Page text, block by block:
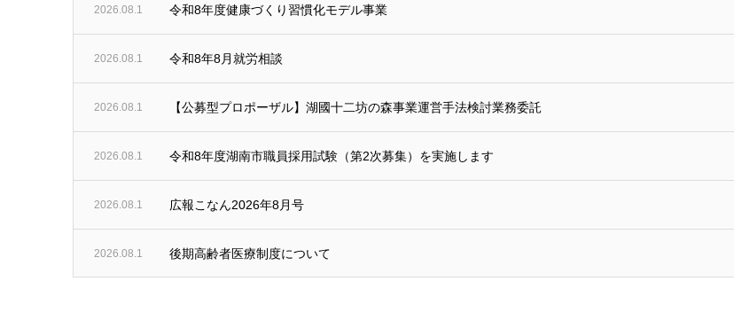
2026.08.1 令和8年度健康づくり習慣化モデル事業
2026.08.1 令和8年8月就労相談
2026.08.1 【公募型プロポーザル】湖國十二坊の森事業運営手法検討業務委託
2026.08.1 令和8年度湖南市職員採用試験（第2次募集）を実施します
2026.08.1 広報こなん2026年8月号
2026.08.1 後期高齢者医療制度について